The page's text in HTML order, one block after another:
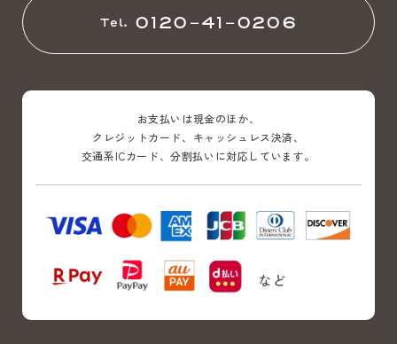
Tel. 0120-41-0206
お支払いは現金のほか、
クレジットカード、キャッシュレス決済、
交通系ICカード、分割払いに対応しています。